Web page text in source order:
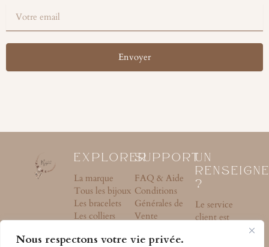
Nous respectons votre vie privée.
email
Envoyer
EXPLORER
La marque
Tous les bijoux
Les bracelets
Les colliers
d'oreilles
SUPPORT
FAQ & Aide
Conditions
Générales de
Vente
Confidentialité
UN
?
Le service
client est